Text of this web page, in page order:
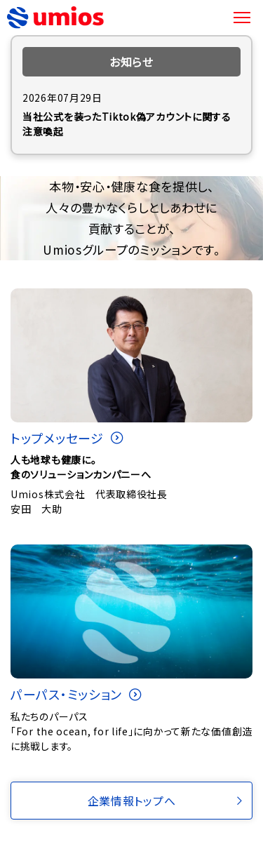
お知らせ
2026年07月29日
当社公式を装ったTiktok偽アカウントに関する
注意喚起
本物・安心・健康な食を提供し、
人々の豊かなくらしとしあわせに
貢献することが、
Umiosグループのミッションです。
トップメッセージ
人も地球も健康に。
食のソリューションカンパニーへ
Umios株式会社 代表取締役社長
安田 大助
パーパス・ミッション
私たちのパーパス
「For the ocean, for life」に向かって新たな価値創造
に挑戦します。
企業情報トップへ